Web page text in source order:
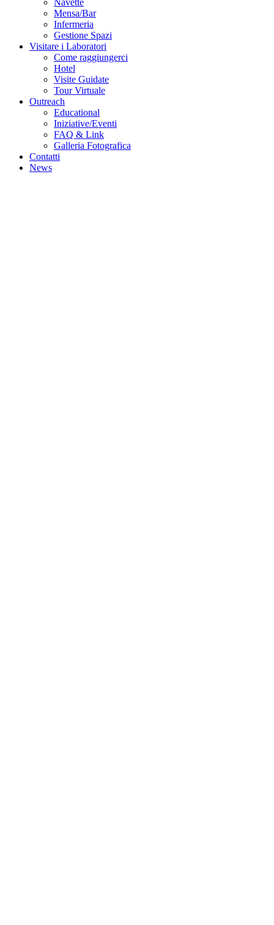
Navette
Mensa/Bar
Infermeria
Gestione Spazi
Visitare i Laboratori
Come raggiungerci
Hotel
Visite Guidate
Tour Virtuale
Outreach
Educational
Iniziative/Eventi
FAQ & Link
Galleria Fotografica
Contatti
News